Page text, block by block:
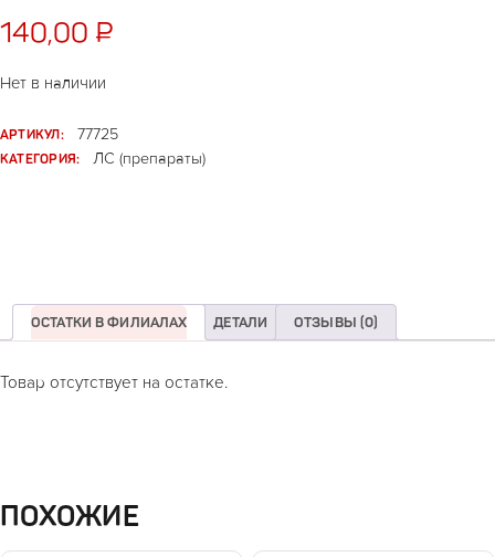
140,00 ₽
Нет в наличии
АРТИКУЛ:
77725
КАТЕГОРИЯ:
ЛС (препараты)
ОСТАТКИ В ФИЛИАЛАХ ДЕТАЛИ ОТЗЫВЫ (0)
Товар отсутствует на остатке.
ПОХОЖИЕ